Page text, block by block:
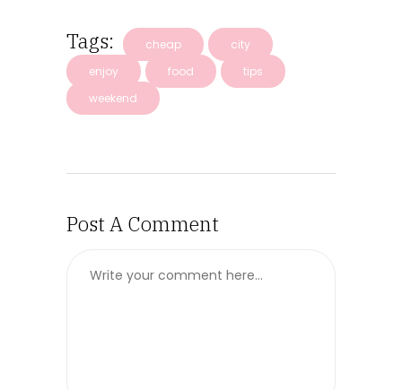
Tags: cheap
city
enjoy
food
tips
weekend
Post A Comment